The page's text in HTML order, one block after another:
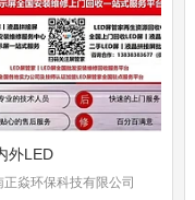
外LED
正焱环保科技有限公司